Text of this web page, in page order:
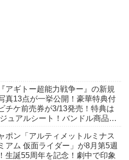
アギトー超能力戦争ー』の新規
真13点が一挙公開！豪華特典付
チケ前売券が3/13発売！特典は
ュアルシート！バンドル商品付
ポン「アルティメットルミナス
アム 仮面ライダー」が8月第5週
生誕55周年を記念！劇中で印象